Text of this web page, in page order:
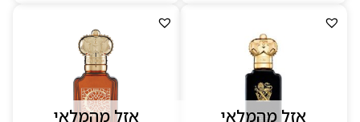
אזל מהמלאי אזל מהמלאי